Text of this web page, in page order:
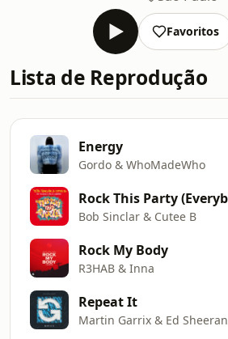
Favoritos
Lista de Reprodução
Energy
Gordo & WhoMadeWho
Bob Sinclar & Cutee B
Rock My Body
R3HAB & Inna
Repeat It
Martin Garrix & Ed Sheeran